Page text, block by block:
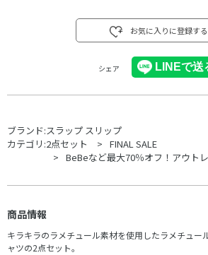
お気に入りに登録する
シェア
ブランド:スラップ スリップ
カテゴリ:2点セット
FINAL SALE
BeBeなど最大70％オフ！アウト
商品情報
キラキラのラメチュール素材を使用したラメチュー
ャツの2点セット。